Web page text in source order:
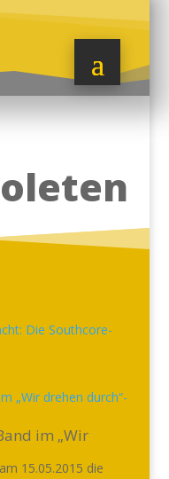
„Wir drehen durch“-
im „Wir
15.05.2015 die